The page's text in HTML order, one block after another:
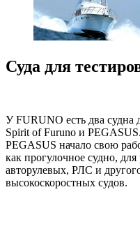
Суда для
У FURUNO есть два судна
Spirit of Furuno и
PEGASUS начало свою
как прогулочное судно,
авторулевых, РЛС и
высокоскоростных судов.